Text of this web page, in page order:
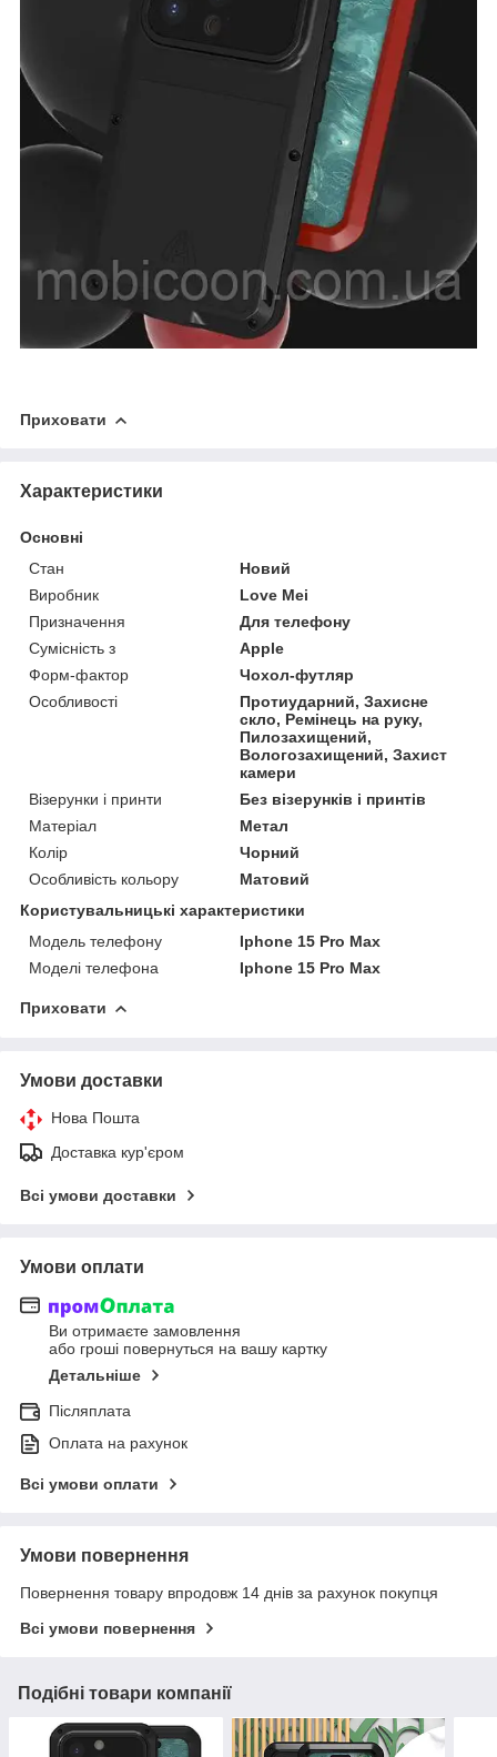
Приховати
Характеристики
Основні
Стан
Новий
Виробник
Love Mei
Призначення
Для телефону
Сумісність з
Apple
Форм-фактор
Чохол-футляр
Особливості
Протиударний, Захисне
скло, Ремінець на руку,
Пилозахищений,
Вологозахищений, Захист
камери
Візерунки і принти
Без візерунків і принтів
Матеріал
Метал
Колір
Чорний
Особливість кольору
Матовий
Користувальницькі характеристики
Модель телефону
Iphone 15 Pro Max
Моделі телефона
Iphone 15 Pro Max
Приховати
Умови доставки
Нова Пошта
Доставка кур'єром
Всі умови доставки
Умови оплати
Ви отримаєте замовлення
або гроші повернуться на вашу картку
Детальніше
Післяплата
Оплата на рахунок
Всі умови оплати
Умови повернення
Повернення товару впродовж 14 днів за рахунок покупця
Всі умови повернення
Подібні товари компанії